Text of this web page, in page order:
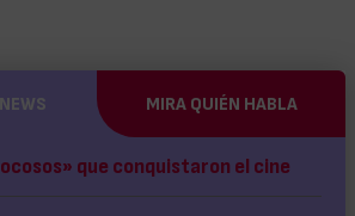
MIRA QUIÉN HABLA
que conquistaron el cine